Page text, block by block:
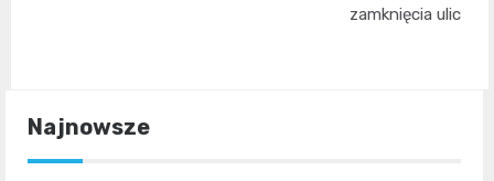
zamknięcia ulic
Najnowsze